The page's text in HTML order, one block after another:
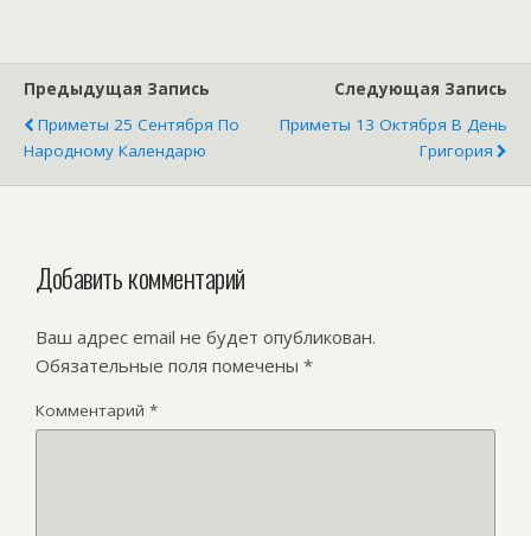
Предыдущая Запись
Приметы 25 Сентября По
Народному Календарю
Следующая Запись
Приметы 13 Октября В День
Григория
Добавить комментарий
Ваш адрес email не будет опубликован.
Обязательные поля помечены *
Комментарий *